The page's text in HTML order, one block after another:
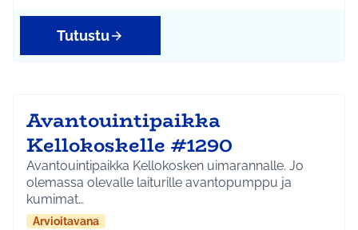
Tutustu
Avantouintipaikka
Kellokoskelle #1290
Avantouintipaikka Kellokosken uimarannalle. Jo
olemassa olevalle laiturille avantopumppu ja
kumimat…
Arvioitavana